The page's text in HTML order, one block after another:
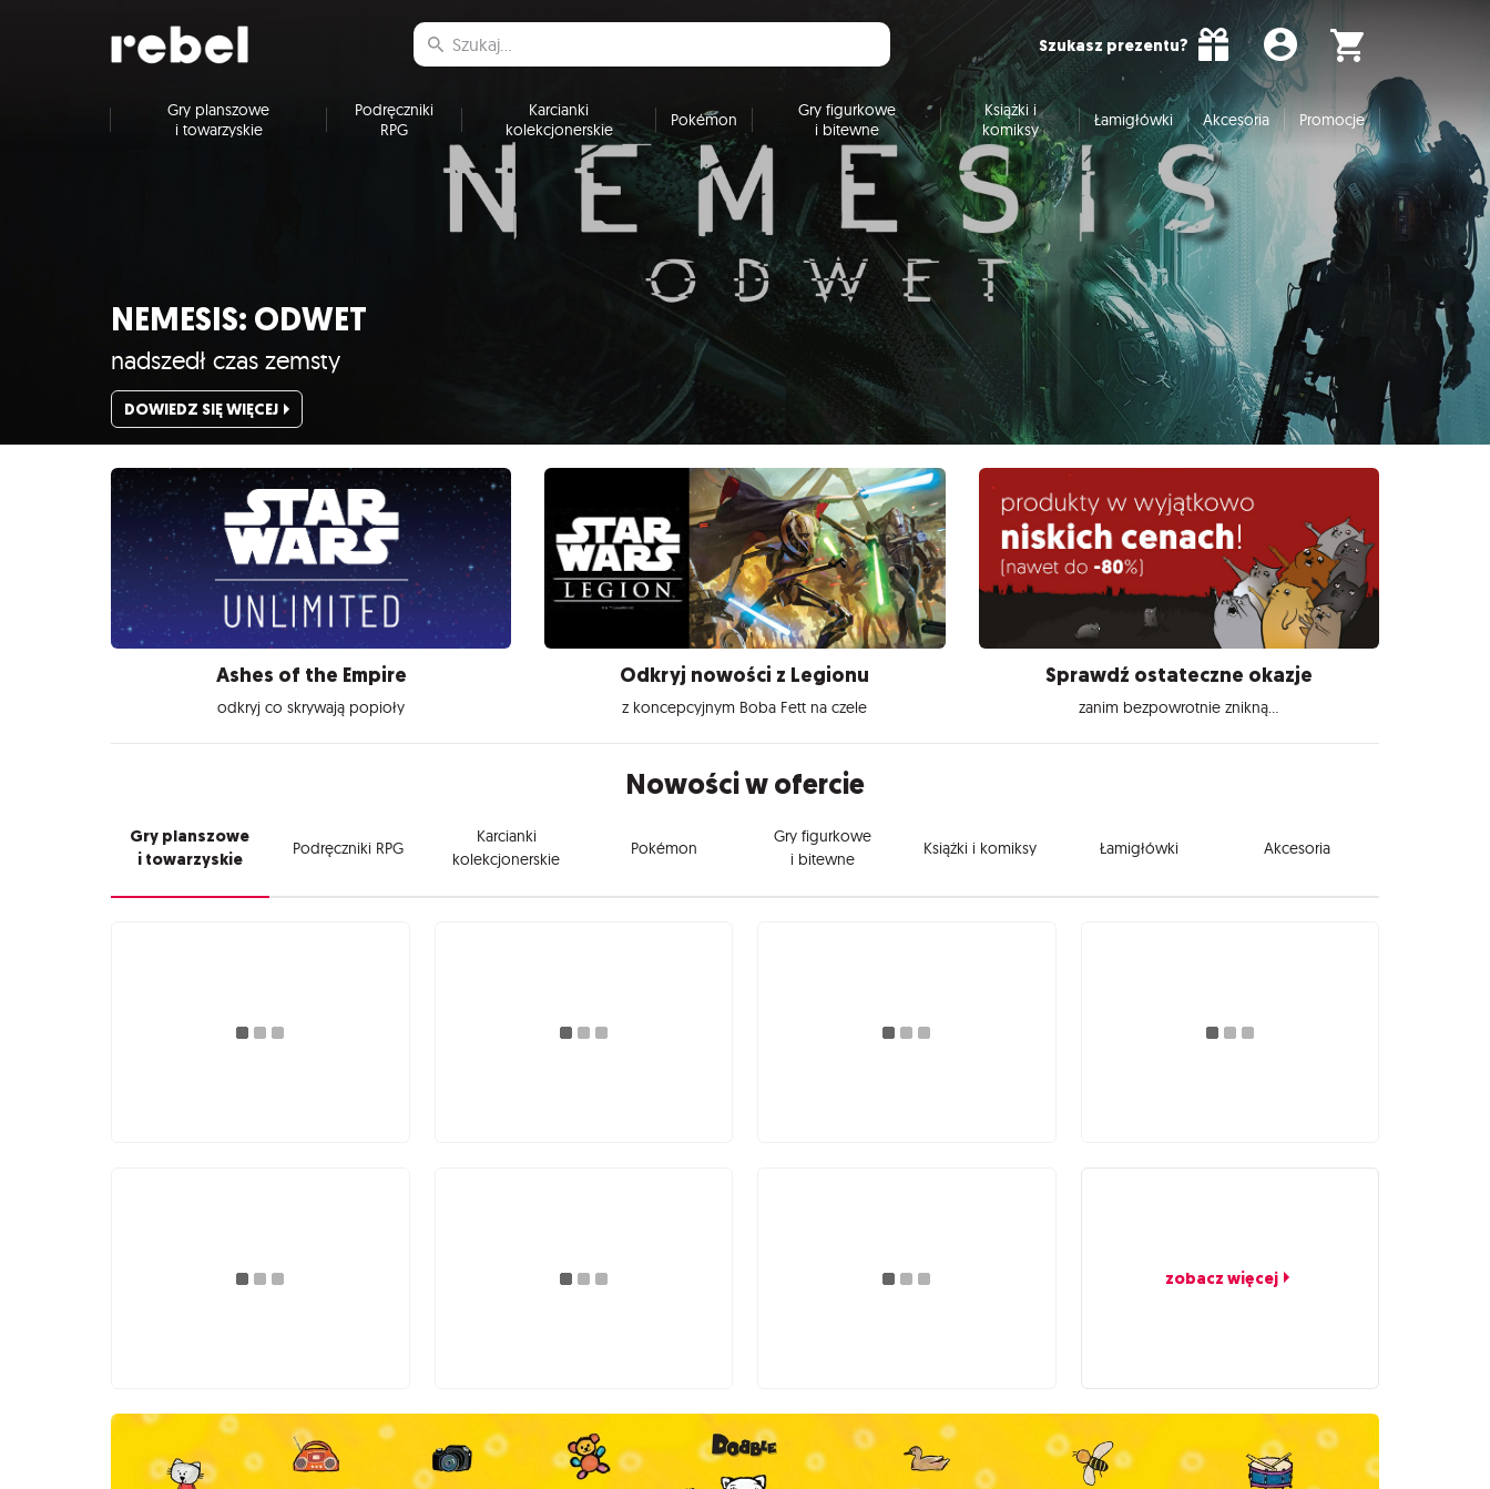
Szukasz prezentu?
Gry planszowe
i towarzyskie
Podręczniki
RPG
Karcianki
kolekcjonerskie
Pokémon
Gry figurkowe
i bitewne
Książki i
komiksy
Łamigłówki Akcesoria Promocje
NEMESIS: ODWET
nadszedł czas zemsty
DOWIEDZ SIĘ WIĘCEJ
Ashes of the Empire
odkryj co skrywają popioły
Odkryj nowości z Legionu
z koncepcyjnym Boba Fett na czele
Sprawdź ostateczne okazje
zanim bezpowrotnie znikną...
Nowości w ofercie
Gry planszowe
i towarzyskie
Podręczniki RPG
Karcianki
kolekcjonerskie
Pokémon
Gry figurkowe
i bitewne
Książki i komiksy Łamigłówki Akcesoria
zobacz więcej